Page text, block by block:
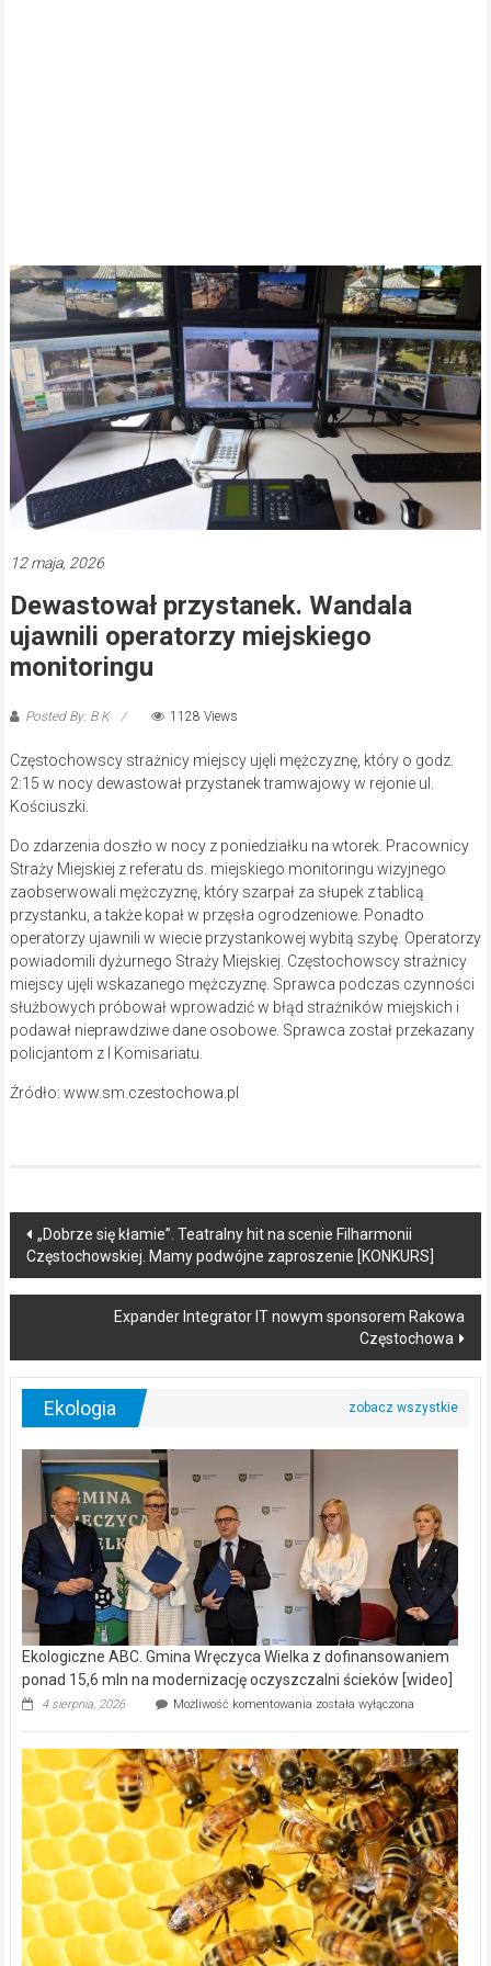
12 maja, 2026
Dewastował przystanek. Wandala
ujawnili operatorzy miejskiego
monitoringu
Posted By: B K 1128 Views
Częstochowscy strażnicy miejscy ujęli mężczyznę, który o godz.
2:15 w nocy dewastował przystanek tramwajowy w rejonie ul.
Kościuszki.
Do zdarzenia doszło w nocy z poniedziałku na wtorek. Pracownicy
Straży Miejskiej z referatu ds. miejskiego monitoringu wizyjnego
zaobserwowali mężczyznę, który szarpał za słupek z tablicą
przystanku, a także kopał w przęsła ogrodzeniowe. Ponadto
operatorzy ujawnili w wiecie przystankowej wybitą szybę. Operatorzy
powiadomili dyżurnego Straży Miejskiej. Częstochowscy strażnicy
miejscy ujęli wskazanego mężczyznę. Sprawca podczas czynności
służbowych próbował wprowadzić w błąd strażników miejskich i
podawał nieprawdziwe dane osobowe. Sprawca został przekazany
policjantom z I Komisariatu.
Źródło: www.sm.czestochowa.pl
Post
navigation
„Dobrze się kłamie”. Teatralny hit na scenie Filharmonii
Częstochowskiej. Mamy podwójne zaproszenie [KONKURS]
Expander Integrator IT nowym sponsorem Rakowa
Częstochowa
Ekologia
Ekologiczne ABC. Gmina Wręczyca Wielka z dofinansowaniem
ponad 15,6 mln na modernizację oczyszczalni ścieków [wideo]
4 sierpnia, 2026 Możliwość komentowania Ekologiczne
Wręczyca
Wielka
z
dofinansowaniem
ponad
15,6
mln
na
modernizację
oczyszczalni
ścieków
[wideo]
została wyłączona